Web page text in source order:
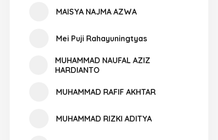
MAISYA NAJMA AZWA
Mei Puji Rahayuningtyas
MUHAMMAD NAUFAL AZIZ
HARDIANTO
MUHAMMAD RAFIF AKHTAR
MUHAMMAD RIZKI ADITYA